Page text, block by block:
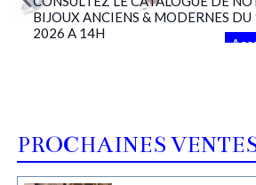
BIJOUX ANCIENS & MODERNES
2026 A 14H
PROCHAINES